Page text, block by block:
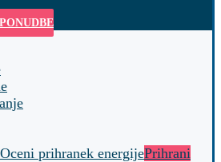
prihranek energijePrihrani